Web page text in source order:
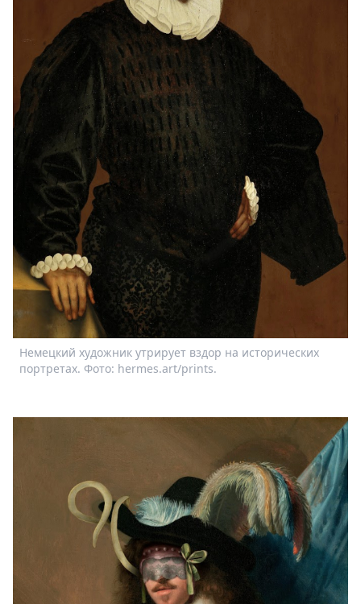
Немецкий художник утрирует вздор на исторических
портретах. Фото: hermes.art/prints.